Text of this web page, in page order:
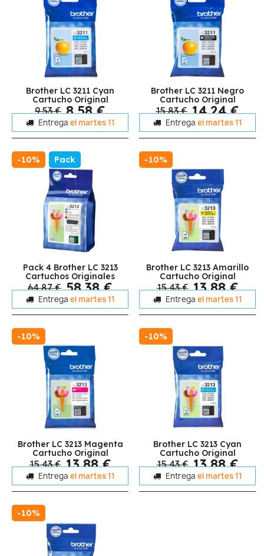
Brother LC 3211 Cyan
Cartucho Original
9,53 € 8,58 €
Entrega el martes 11
Brother LC 3211 Negro
Cartucho Original
15,83 € 14,24 €
Entrega el martes 11
-10% Pack
Pack 4 Brother LC 3213
Cartuchos Originales
64,87 € 58,38 €
Entrega el martes 11
-10%
Brother LC 3213 Amarillo
Cartucho Original
15,43 € 13,88 €
Entrega el martes 11
-10%
Brother LC 3213 Magenta
Cartucho Original
15,43 € 13,88 €
Entrega el martes 11
-10%
Brother LC 3213 Cyan
Cartucho Original
15,43 € 13,88 €
Entrega el martes 11
-10%